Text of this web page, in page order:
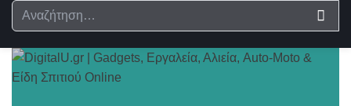
Αναζήτηση
για: